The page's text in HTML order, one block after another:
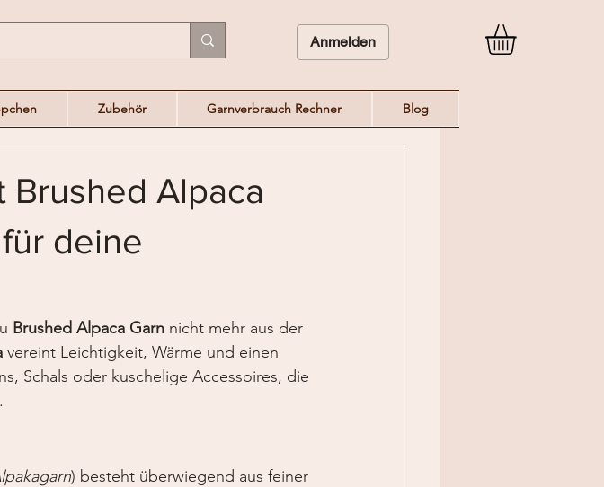
Anmelden
Zubehör Garnverbrauch Rechner Blog
Brushed Alpaca
deine
Brushed Alpaca Garn nicht mehr aus der
vereint Leichtigkeit, Wärme und einen
Schals oder kuschelige Accessoires, die
) besteht überwiegend aus feiner